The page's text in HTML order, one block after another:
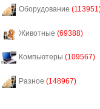
Оборудование
Животные (69388)
Компьютеры (109567)
Разное (148967)